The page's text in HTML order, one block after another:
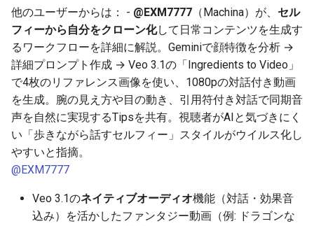
2026-06-17
2026-06-16
2026-06-15
2026-06-14
2026-06-13
2026-06-11
2025-12-02
2025-12-01
2025-11-30
2025-11-29
2025-11-28
2025-11-26
2026-06-17
2026-06-16
2026-06-15
2026-06-14
2026-06-13
2026-06-11
2025-12-02
2025-12-01
2025-11-30
2025-11-29
2025-11-28
2025-11-26
2026-06-14
2026-06-13
2026-06-12
2026-06-11
2026-06-10
2026-06-08
2025-12-02
2025-12-01
2025-11-30
2025-11-29
2025-11-28
2025-11-26
2025-12-02
2025-12-01
2025-11-30
2025-11-29
2025-11-28
2025-11-27
2025-11-26
2026-06-17
2026-06-16
2026-06-15
2026-06-14
2026-06-13
2026-06-11
2026-06-11
2026-06-10
2026-06-09
2026-06-08
2026-06-07
2026-06-05
他のユーザーからは： - @EXM7777 （Machina）が、 セル
フィーから自分をクローン化して日常コンテンツを生成す
るワークフローを詳細に解説。Geminiで顔特徴を分析 →
詳細プロンプト作成 → Veo 3.1の「Ingredients to Video」
で4枚のリファレンス画像を使い、1080pの対話付き動画
を生成。腕の見え方や目の動き、引用符付き対話で同期音
声を自然に実現するTipsを共有。視聴者がAIと気づきにく
い「歩きながら話すセルフィー」スタイルがウイルス化し
やすいと指摘。
@EXM7777
Veo 3.1のネイティブオーディオ機能（対話・効果音
込み）を活かしたファンタジー動画（例: ドラゴンな